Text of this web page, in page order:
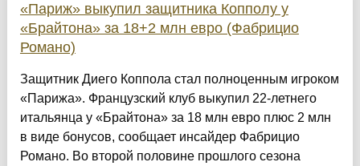
«Париж» выкупил защитника Копполу у
«Брайтона» за 18+2 млн евро (Фабрицио
Романо)
Защитник Диего Коппола стал полноценным игроком
«Парижа». Французский клуб выкупил 22-летнего
итальянца у «Брайтона» за 18 млн евро плюс 2 млн
в виде бонусов, сообщает инсайдер Фабрицио
Романо. Во второй половине прошлого сезона